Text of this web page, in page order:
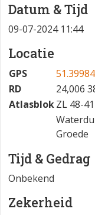
Datum & Tijd
09-07-2024 11:44
Locatie
GPS
RD
24,006
AtlasblokZL 48-
Groede
Tijd & Gedrag
Onbekend
Zekerheid